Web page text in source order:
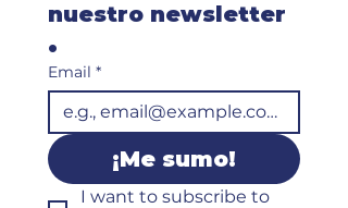
nuestro newsletter
Email *
¡Me sumo!
I want to subscribe to